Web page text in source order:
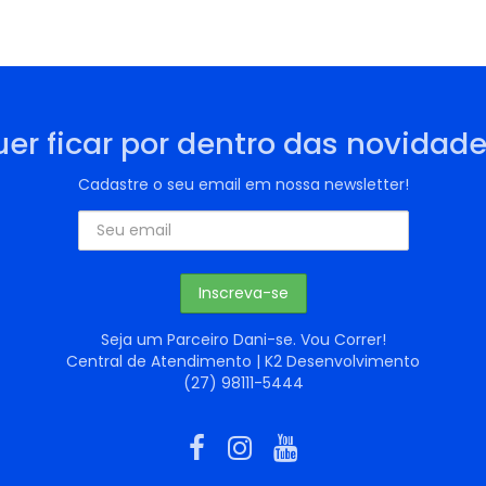
ficar por dentro das
Cadastre o seu email em nossa newsletter!
Seja um Parceiro Dani-se. Vou Correr!
Central de Atendimento | K2 Desenvolvimento
(27) 98111-5444